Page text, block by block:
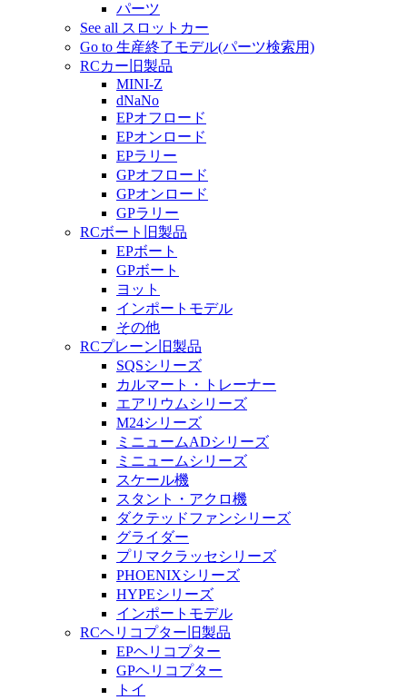
パーツ
See all スロットカー
Go to 生産終了モデル(パーツ検索用)
RCカー旧製品
MINI-Z
dNaNo
EPオフロード
EPオンロード
EPラリー
GPオフロード
GPオンロード
GPラリー
RCボート旧製品
EPボート
GPボート
ヨット
インポートモデル
その他
RCプレーン旧製品
SQSシリーズ
カルマート・トレーナー
エアリウムシリーズ
M24シリーズ
ミニュームADシリーズ
ミニュームシリーズ
スケール機
スタント・アクロ機
ダクテッドファンシリーズ
グライダー
プリマクラッセシリーズ
PHOENIXシリーズ
HYPEシリーズ
インポートモデル
RCヘリコプター旧製品
EPヘリコプター
GPヘリコプター
トイ